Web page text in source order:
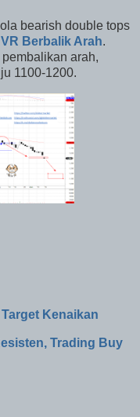
bearish double tops
Berbalik Arah.
arah,
1100-1200.
Kenaikan
Trading Buy